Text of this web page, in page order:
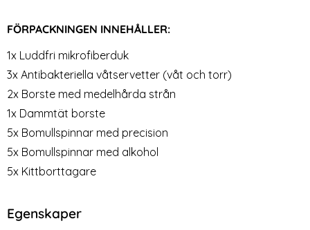
FÖRPACKNINGEN INNEHÅLLER:
1x Luddfri mikrofiberduk
3x Antibakteriella våtservetter (våt och torr)
2x Borste med medelhårda strån
1x Dammtät borste
5x Bomullspinnar med precision
5x Bomullspinnar med alkohol
5x Kittborttagare
Egenskaper